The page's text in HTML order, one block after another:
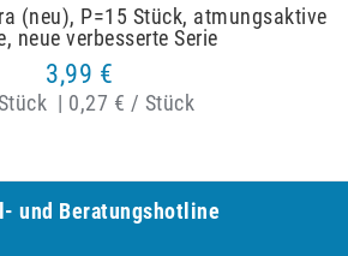
(neu), P=15 Stück, atmungsaktive
neue verbesserte Serie
3,99 €
| 0,27 € / Stück
und Be­ra­tungs­hot­line